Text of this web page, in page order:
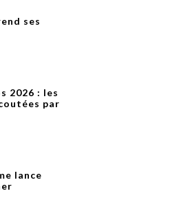
À OURSCOM PENDANT
1 AN
ses
2026 : les
par
lance